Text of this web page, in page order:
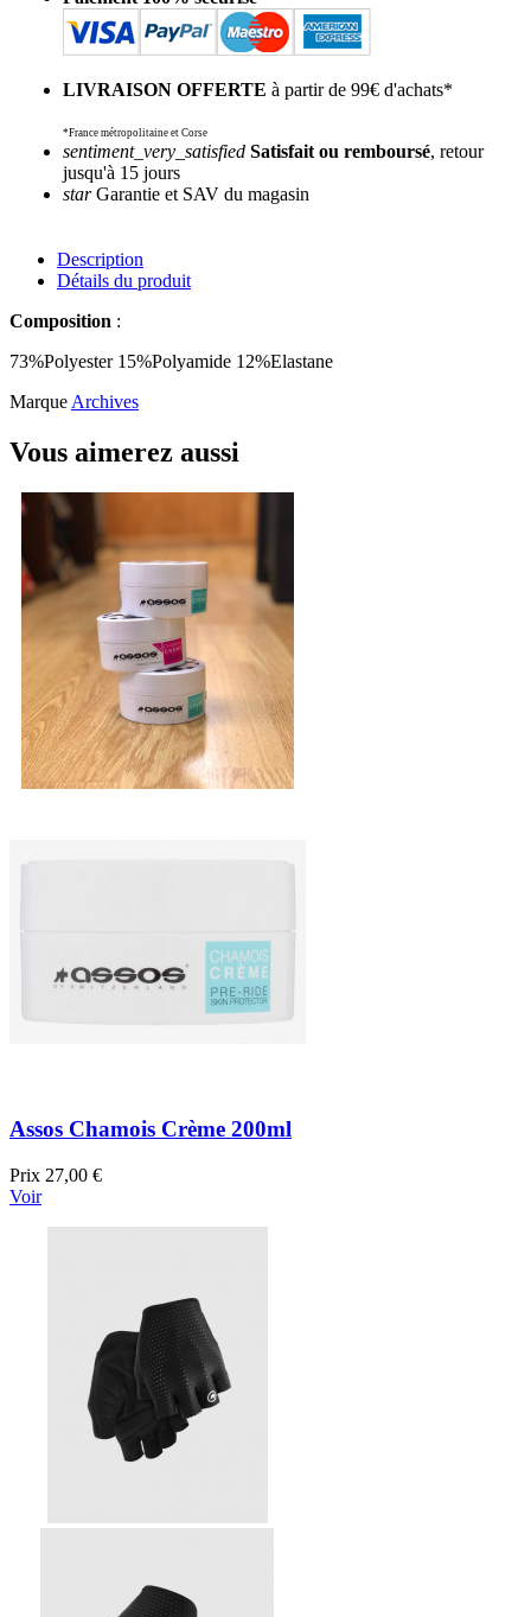
LIVRAISON OFFERTE à partir de 99€ d'achats*
*France métropolitaine et Corse
sentiment_very_satisfied Satisfait ou remboursé, retour
jusqu'à 15 jours
starGarantie et SAV du magasin
Description
Détails du produit
Composition :
73%Polyester 15%Polyamide 12%Elastane
Marque Archives
Vous aimerez aussi
Assos Chamois Crème 200ml
Prix 27,00 €
Voir